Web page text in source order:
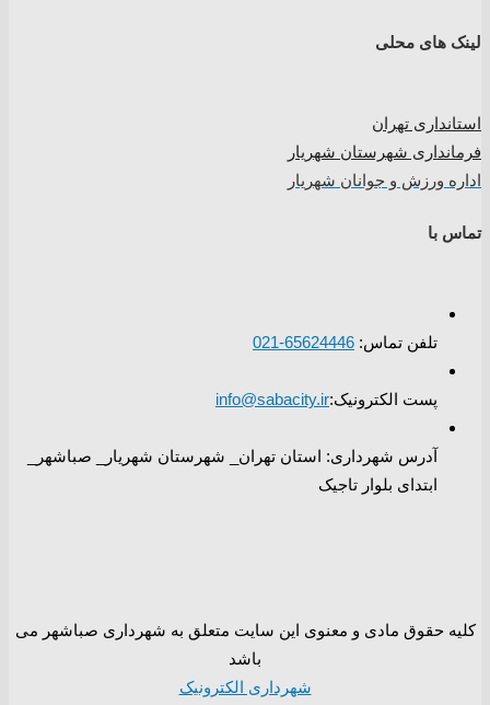
لینک های محلی
استانداری تهران
فرمانداری شهرستان شهریار
اداره ورزش و جوانان شهریار
تماس با
تلفن تماس: 65624446-021
پست الکترونیک:info@sabacity.ir
آدرس شهرداری: استان تهران_ شهرستان شهریار_ صباشهر_
ابتدای بلوار تاجیک
کلیه حقوق مادی و معنوی این سایت متعلق به شهرداری صباشهر می
باشد
شهرداری الکترونیک